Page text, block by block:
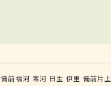
備前福河 寒河 日生 伊里 備前片上